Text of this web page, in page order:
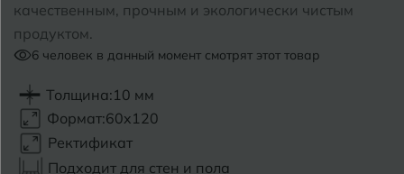
качественным, прочным и экологически чистым
продуктом.
6 человек в данный момент смотрят этот товар
Толщина:10 мм
Формат:60x120
Ректификат
Подходит для стен и пола
Боровичи
Брянск
Бугульма
Бугуруслан
Рязань